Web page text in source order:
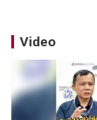
Video